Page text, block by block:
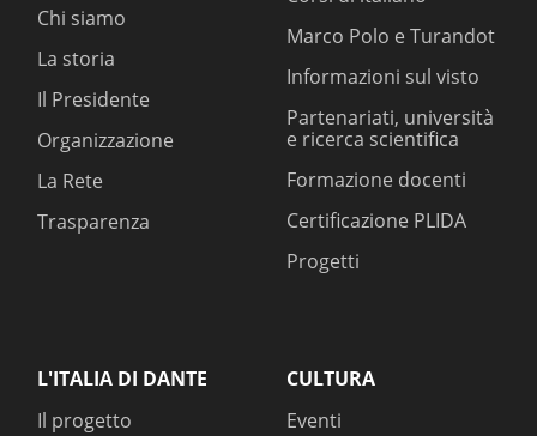
Chi siamo
La storia
Il Presidente
Organizzazione
La Rete
Trasparenza
Marco Polo e Turandot
Informazioni sul visto
Partenariati, università
e ricerca scientifica
Formazione docenti
Certificazione PLIDA
Progetti
L'ITALIA DI DANTE
Il progetto
CULTURA
Eventi